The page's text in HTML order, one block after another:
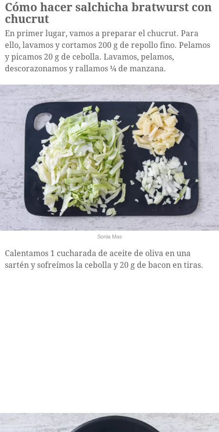
Cómo hacer salchicha bratwurst con
chucrut
En primer lugar, vamos a preparar el chucrut. Para
ello, lavamos y cortamos 200 g de repollo fino. Pelamos
y picamos 20 g de cebolla. Lavamos, pelamos,
descorazonamos y rallamos ¼ de manzana.
Sonia Mas
Calentamos 1 cucharada de aceite de oliva en una
sartén y sofreímos la cebolla y 20 g de bacon en tiras.